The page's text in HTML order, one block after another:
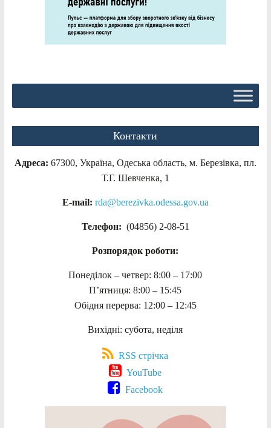
Контакти
Адреса: 67300, Україна, Одеська область, м. Березівка, пл.
Т.Г. Шевченка, 1
E-mail: rda@berezivka.odessa.gov.ua
Телефон: (04856) 2-08-51
Розпорядок роботи:
Понеділок – четвер: 8:00 – 17:00
П’ятниця: 8:00 – 15:45
Обідня перерва: 12:00 – 12:45
Вихідні: субота, неділя
RSS стрічка
YouTube
Facebook